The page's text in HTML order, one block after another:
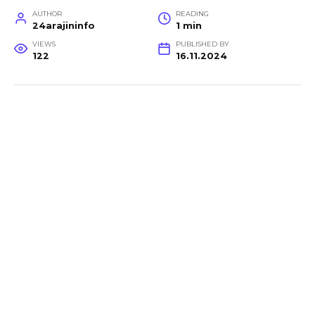
AUTHOR
24arajininfo
READING
1 min
VIEWS
122
PUBLISHED BY
16.11.2024